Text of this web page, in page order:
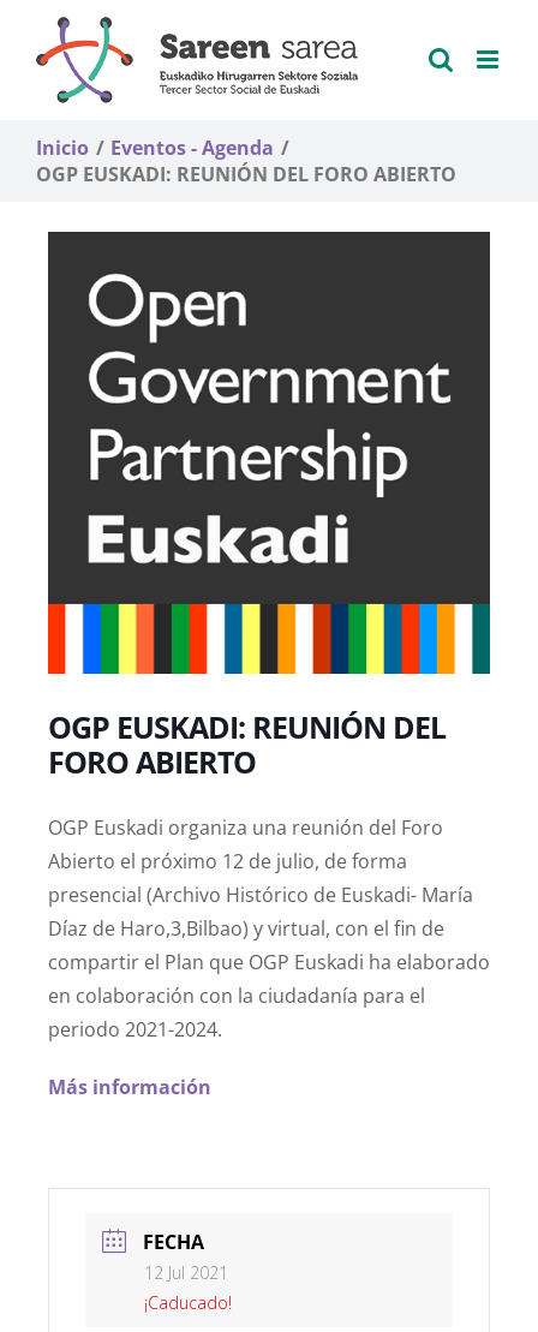
contenido
Inicio
Eventos - Agenda
OGP EUSKADI: REUNIÓN DEL FORO ABIERTO
OGP EUSKADI: REUNIÓN DEL
FORO ABIERTO
OGP Euskadi organiza una reunión del Foro
Abierto el próximo 12 de julio, de forma
presencial (Archivo Histórico de Euskadi- María
Díaz de Haro,3,Bilbao) y virtual, con el fin de
compartir el Plan que OGP Euskadi ha elaborado
en colaboración con la ciudadanía para el
periodo 2021-2024.
Más información
FECHA
12 Jul 2021
¡Caducado!